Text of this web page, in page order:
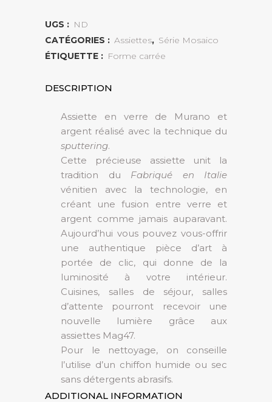
UGS : ND
CATÉGORIES : Assiettes, Série Mosaico
ÉTIQUETTE : Forme carrée
DESCRIPTION
Assiette en verre de Murano et
argent réalisé avec la technique du
sputtering.
Cette précieuse assiette unit la
tradition du Fabriqué en Italie
vénitien avec la technologie, en
créant une fusion entre verre et
argent comme jamais auparavant.
Aujourd’hui vous pouvez vous-offrir
une authentique pièce d’art à
portée de clic, qui donne de la
luminosité à votre intérieur.
Cuisines, salles de séjour, salles
d’attente pourront recevoir une
nouvelle lumière grâce aux
assiettes Mag47.
Pour le nettoyage, on conseille
l’utilise d’un chiffon humide ou sec
sans détergents abrasifs.
ADDITIONAL INFORMATION